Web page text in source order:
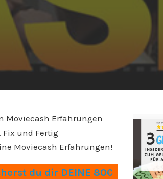
Moviecash Erfahrungen
und Fertig
Moviecash Erfahrungen!
du dir DEINE 80€